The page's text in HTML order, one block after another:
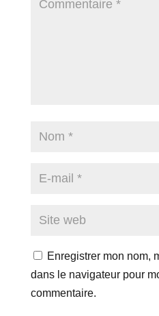
Enregistrer mon nom,
dans le navigateur pour
commentaire.